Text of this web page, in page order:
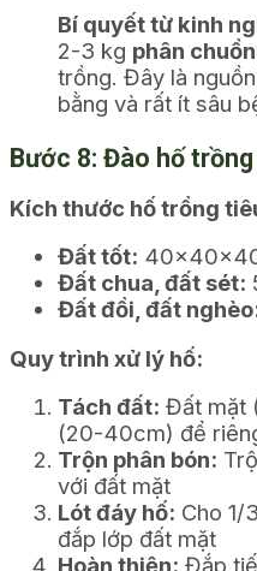
Bí quyết từ kinh
2-3 kg phân
trồng. Đây là
bằng và rất ít sâu
Bước 8: Đào hố
Kích thước hố trồng
Đất tốt:
Đất chua, đất sét:
Đất đồi, đất
Quy trình xử lý hố:
Tách đất: Đất mặt
(20-40cm) để
Trộn phân bón:
với đất mặt
Lót đáy hố: Cho 1/
đắp lớp đất mặt
Hoàn thiện: Đắp